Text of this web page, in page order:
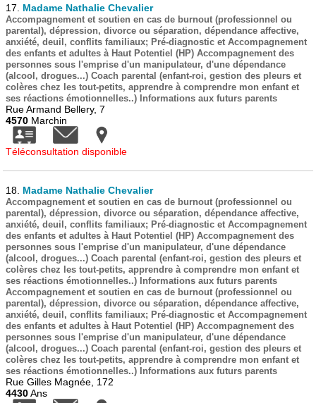
17. Madame Nathalie Chevalier
Accompagnement et soutien en cas de burnout (professionnel ou
parental), dépression, divorce ou séparation, dépendance affective,
anxiété, deuil, conflits familiaux; Pré-diagnostic et Accompagnement
des enfants et adultes à Haut Potentiel (HP) Accompagnement des
personnes sous l'emprise d'un manipulateur, d'une dépendance
(alcool, drogues...) Coach parental (enfant-roi, gestion des pleurs et
colères chez les tout-petits, apprendre à comprendre mon enfant et
ses réactions émotionnelles..) Informations aux futurs parents
Rue Armand Bellery, 7
4570 Marchin
Téléconsultation disponible
18. Madame Nathalie Chevalier
Accompagnement et soutien en cas de burnout (professionnel ou
parental), dépression, divorce ou séparation, dépendance affective,
anxiété, deuil, conflits familiaux; Pré-diagnostic et Accompagnement
des enfants et adultes à Haut Potentiel (HP) Accompagnement des
personnes sous l'emprise d'un manipulateur, d'une dépendance
(alcool, drogues...) Coach parental (enfant-roi, gestion des pleurs et
colères chez les tout-petits, apprendre à comprendre mon enfant et
ses réactions émotionnelles..) Informations aux futurs parents
Accompagnement et soutien en cas de burnout (professionnel ou
parental), dépression, divorce ou séparation, dépendance affective,
anxiété, deuil, conflits familiaux; Pré-diagnostic et Accompagnement
des enfants et adultes à Haut Potentiel (HP) Accompagnement des
personnes sous l'emprise d'un manipulateur, d'une dépendance
(alcool, drogues...) Coach parental (enfant-roi, gestion des pleurs et
colères chez les tout-petits, apprendre à comprendre mon enfant et
ses réactions émotionnelles..) Informations aux futurs parents
Rue Gilles Magnée, 172
4430Ans